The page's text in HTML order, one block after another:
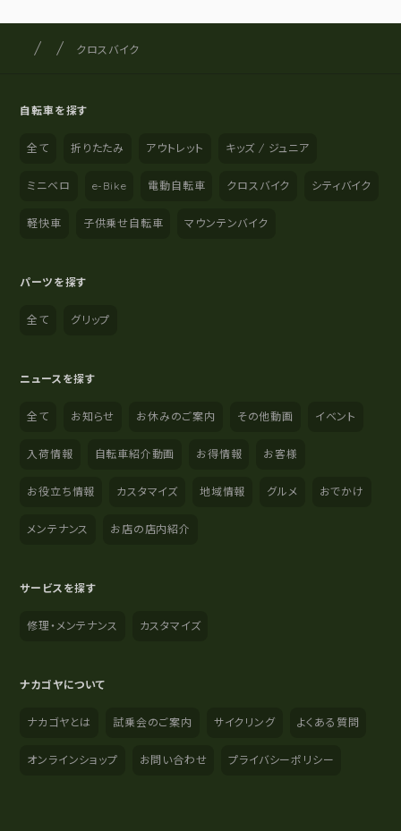
サイト内の現在地
サイクルショップナカゴヤ
クロスバイク
自転車を探す
全て 折りたたみ アウトレット キッズ / ジュニア
ミニベロ e-Bike 電動自転車 クロスバイク シティバイク
軽快車 子供乗せ自転車 マウンテンバイク
パーツを探す
全て グリップ
ニュースを探す
全て お知らせ お休みのご案内 その他動画 イベント
入荷情報 自転車紹介動画 お得情報 お客様
お役立ち情報 カスタマイズ 地域情報 グルメ おでかけ
メンテナンス お店の店内紹介
サービスを探す
修理・メンテナンス カスタマイズ
ナカゴヤについて
ナカゴヤとは 試乗会のご案内 サイクリング よくある質問
オンラインショップ お問い合わせ プライバシーポリシー